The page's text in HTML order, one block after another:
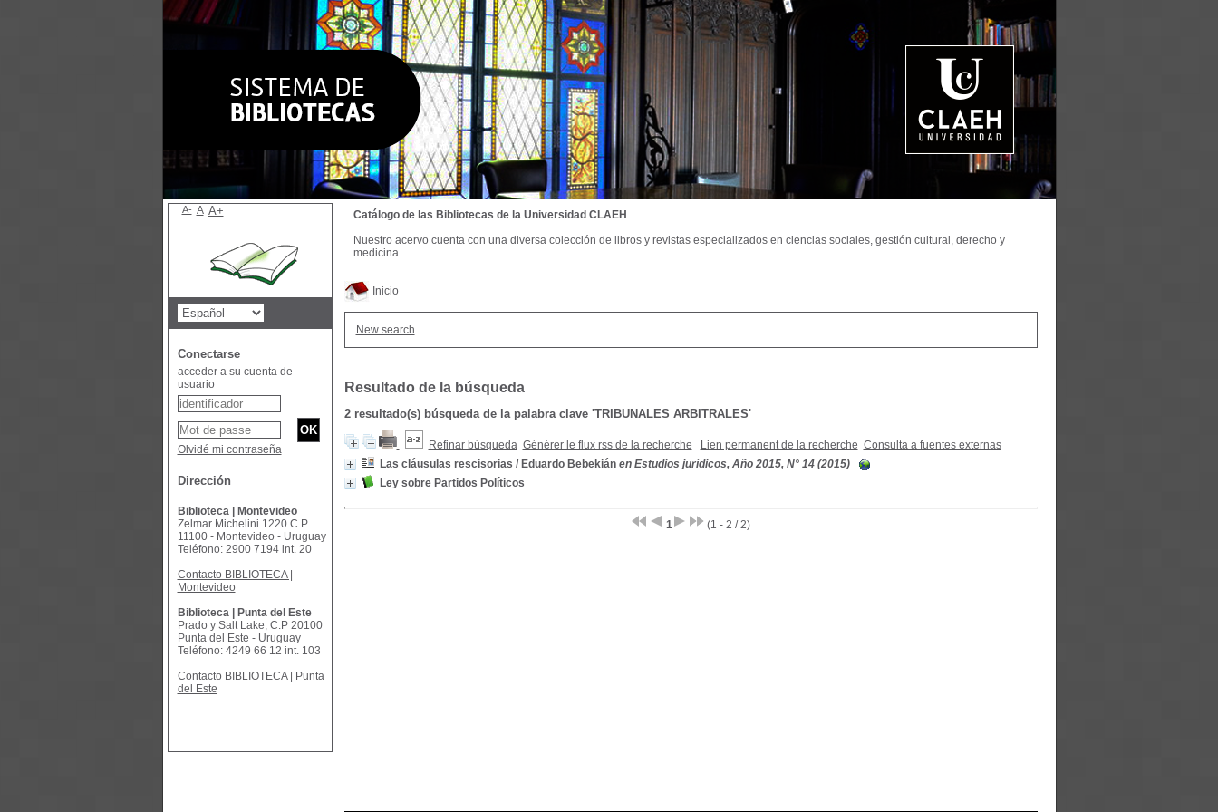
Inicio
New search
Resultado de la búsqueda
2 resultado(s) búsqueda de la palabra clave 'TRIBUNALES ARBITRALES'
Refinar búsqueda Générer le flux rss de la recherche Lien permanent de la recherche Consulta a fuentes externas
Las cláusulas rescisorias / Eduardo Bebekián en Estudios jurídicos, Año 2015, N° 14 (2015)
Ley sobre Partidos Políticos
1 (1 - 2 / 2)
Catálogo de las Bibliotecas de la Universidad CLAEH
Nuestro acervo cuenta con una diversa colección de libros y revistas especializados en ciencias sociales, gestión cultural, derecho y
medicina.
A- A A+
Conectarse
acceder a su cuenta de
usuario
Olvidé mi contraseña
Dirección
Biblioteca | Montevideo
Zelmar Michelini 1220 C.P
11100 - Montevideo - Uruguay
Teléfono: 2900 7194 int. 20
Contacto BIBLIOTECA |
Montevideo
Biblioteca | Punta del Este
Prado y Salt Lake, C.P 20100
Punta del Este - Uruguay
Teléfono: 4249 66 12 int. 103
Contacto BIBLIOTECA | Punta
del Este